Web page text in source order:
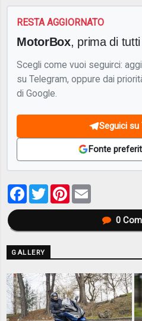
RESTA AGGIORNATO
MotorBox, prima di
Scegli come vuoi seguirci:
su Telegram, oppure dai
di Google.
Seguici su
Fonte
Facebook
TwitterPinterest
0
GALLERY